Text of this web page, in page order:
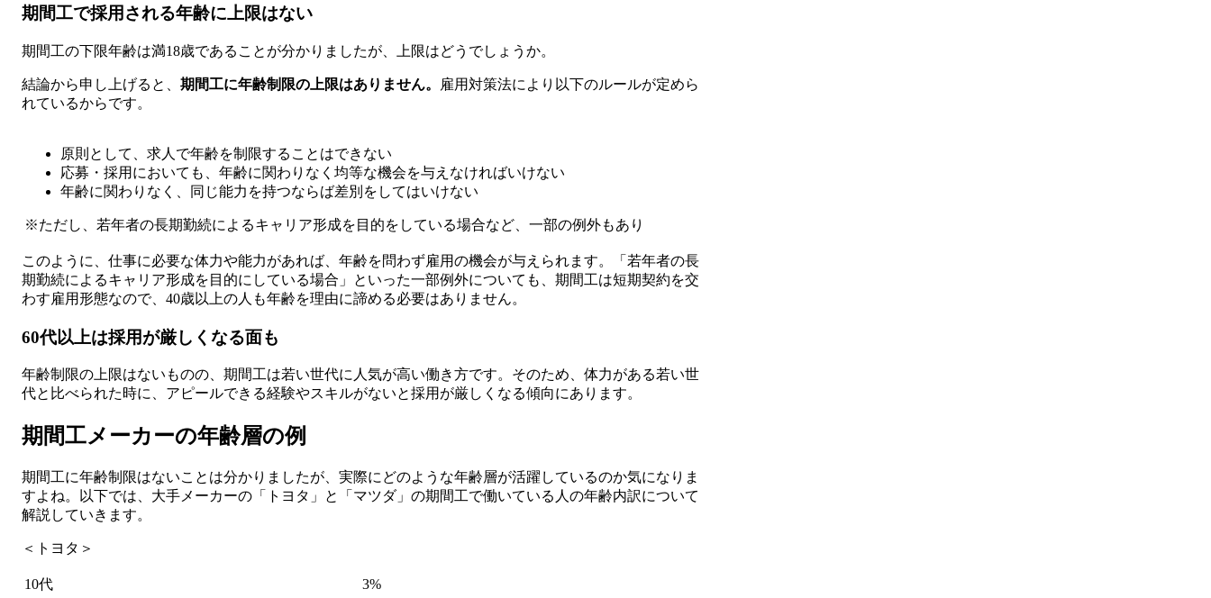
期間工で採用される年齢に上限はない
期間工の下限年齢は満18歳であることが分かりましたが、上限はどうでしょうか。
結論から申し上げると、 期間工に年齢制限の上限はありません。
雇用対策法により以下のルールが定めら
れているからです。
原則として、求人で年齢を制限することはできない
応募・採用においても、年齢に関わりなく均等な機会を与えなければいけない
年齢に関わりなく、同じ能力を持つならば差別をしてはいけない
※ただし、若年者の長期勤続によるキャリア形成を目的をしている場合など、一部の例外もあり
このように、仕事に必要な体力や能力があれば、年齢を問わず雇用の機会が与えられます。「若年者の長
期勤続によるキャリア形成を目的にしている場合」といった一部例外についても、期間工は短期契約を交
わす雇用形態なので、40歳以上の人も年齢を理由に諦める必要はありません。
60代以上は採用が厳しくなる面も
年齢制限の上限はないものの、期間工は若い世代に人気が高い働き方です。そのため、体力がある若い世
代と比べられた時に、アピールできる経験やスキルがないと採用が厳しくなる傾向にあります。
期間工メーカーの年齢層の例
期間工に年齢制限はないことは分かりましたが、実際にどのような年齢層が活躍しているのか気になりま
すよね。以下では、大手メーカーの「トヨタ」と「マツダ」の期間工で働いている人の年齢内訳について
解説していきます。
＜トヨタ＞
10代
3%